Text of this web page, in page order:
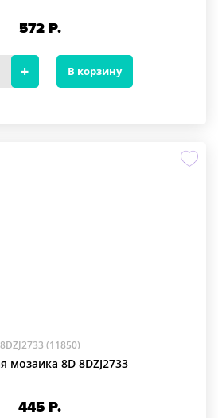
572Р.
В корзину
8DZJ2733 (11850)
мозаика 8D 8DZJ2733
445 Р.